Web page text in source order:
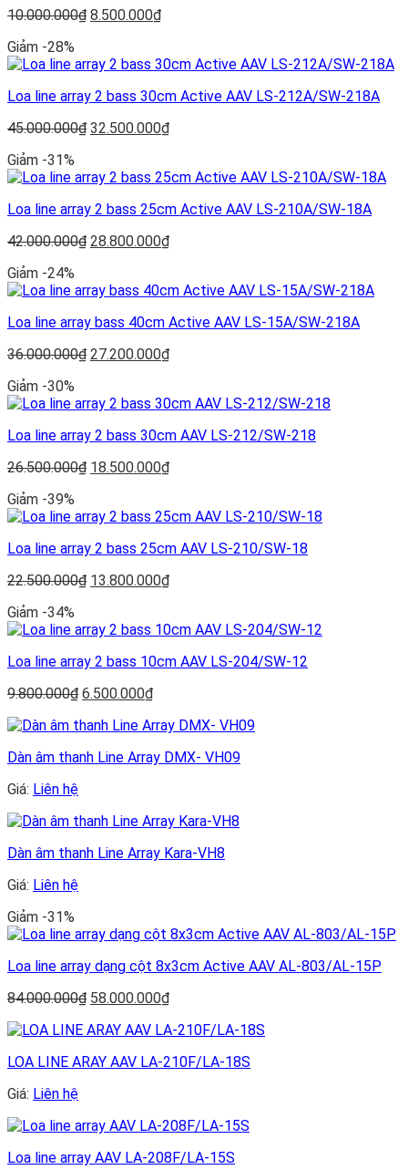
10.000.000₫ Giá
10.000.000₫.
8.500.000₫Giá
là:
Giảm -28%
Loa line array 2 bass 30cm Active AAV LS-212A/SW-218A
45.000.000₫ Giá
45.000.000₫.
32.500.000₫Giá
là:
Giảm -31%
Loa line array 2 bass 25cm Active AAV LS-210A/SW-18A
42.000.000₫ Giá
42.000.000₫.
28.800.000₫Giá
là:
Giảm -24%
Loa line array bass 40cm Active AAV LS-15A/SW-218A
36.000.000₫ Giá
36.000.000₫.
27.200.000₫Giá
là:
Giảm -30%
Loa line array 2 bass 30cm AAV LS-212/SW-218
26.500.000₫ Giá
26.500.000₫.
18.500.000₫Giá
là:
Giảm -39%
Loa line array 2 bass 25cm AAV LS-210/SW-18
22.500.000₫ Giá
22.500.000₫.
13.800.000₫Giá
là:
Giảm -34%
Loa line array 2 bass 10cm AAV LS-204/SW-12
9.800.000₫ Giá
là:
6.500.000₫Giá
tại
6.500.000₫.
Dàn âm thanh Line Array DMX- VH09
Giá: Liên hệ
Dàn âm thanh Line Array Kara-VH8
Giá: Liên hệ
Giảm -31%
Loa line array dạng cột 8x3cm Active AAV AL-803/AL-15P
84.000.000₫ Giá
là:
58.000.000₫Giá
tại
58.000.000₫.
LOA LINE ARAY AAV LA-210F/LA-18S
Giá: Liên hệ
Loa line array AAV LA-208F/LA-15S